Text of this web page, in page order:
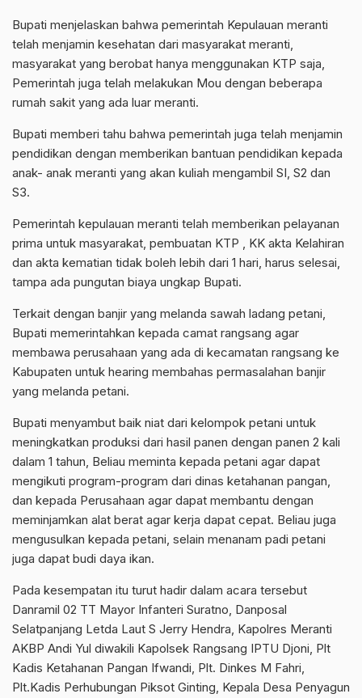
Bupati menjelaskan bahwa pemerintah Kepulauan meranti
telah menjamin kesehatan dari masyarakat meranti,
masyarakat yang berobat hanya menggunakan KTP saja,
Pemerintah juga telah melakukan Mou dengan beberapa
rumah sakit yang ada luar meranti.
Bupati memberi tahu bahwa pemerintah juga telah menjamin
pendidikan dengan memberikan bantuan pendidikan kepada
anak- anak meranti yang akan kuliah mengambil SI, S2 dan
S3.
Pemerintah kepulauan meranti telah memberikan pelayanan
prima untuk masyarakat, pembuatan KTP , KK akta Kelahiran
dan akta kematian tidak boleh lebih dari 1 hari, harus selesai,
tampa ada pungutan biaya ungkap Bupati.
Terkait dengan banjir yang melanda sawah ladang petani,
Bupati memerintahkan kepada camat rangsang agar
membawa perusahaan yang ada di kecamatan rangsang ke
Kabupaten untuk hearing membahas permasalahan banjir
yang melanda petani.
Bupati menyambut baik niat dari kelompok petani untuk
meningkatkan produksi dari hasil panen dengan panen 2 kali
dalam 1 tahun, Beliau meminta kepada petani agar dapat
mengikuti program-program dari dinas ketahanan pangan,
dan kepada Perusahaan agar dapat membantu dengan
meminjamkan alat berat agar kerja dapat cepat. Beliau juga
mengusulkan kepada petani, selain menanam padi petani
juga dapat budi daya ikan.
Pada kesempatan itu turut hadir dalam acara tersebut
Danramil 02 TT Mayor Infanteri Suratno, Danposal
Selatpanjang Letda Laut S Jerry Hendra, Kapolres Meranti
AKBP Andi Yul diwakili Kapolsek Rangsang IPTU Djoni, Plt
Kadis Ketahanan Pangan Ifwandi, Plt. Dinkes M Fahri,
Plt.Kadis Perhubungan Piksot Ginting, Kepala Desa Penyagun